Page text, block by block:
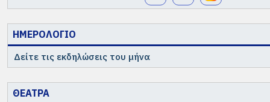
ΗΜΕΡΟΛΟΓΙΟ
Δείτε τις εκδηλώσεις του μήνα
ΘΕΑΤΡΑ